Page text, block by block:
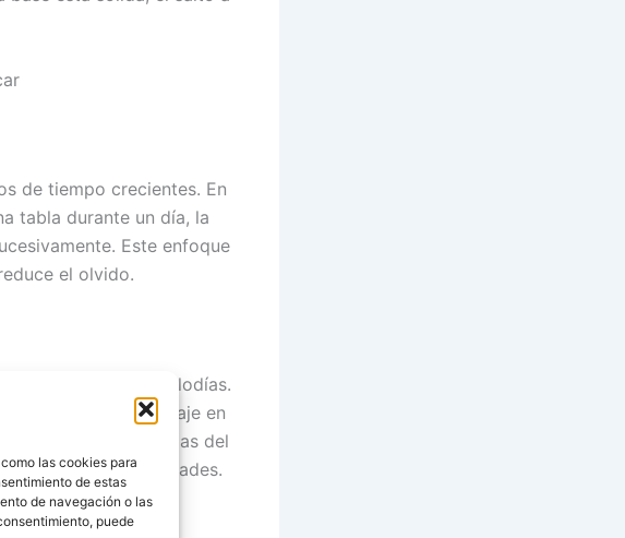
las cookies para
de estas
de navegación o las
puede
de tiempo crecientes. En
tabla durante un día, la
Este enfoque
el olvido.
asociada a melodías.
el aprendizaje en
de las tablas del
a distintas edades.